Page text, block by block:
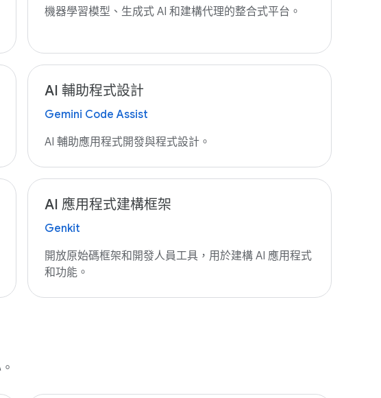
機器學習模型、生成式 AI 和建構代理的整合式平台。
AI 輔助程式設計
Gemini Code Assist
AI 輔助應用程式開發與程式設計。
AI 應用程式建構框架
Genkit
開放原始碼框架和開發人員工具，用於建構 AI 應用程式
和功能。